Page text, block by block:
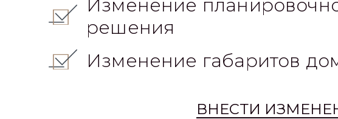
Изменение
решения
Изменение габаритов
ВНЕСТИ